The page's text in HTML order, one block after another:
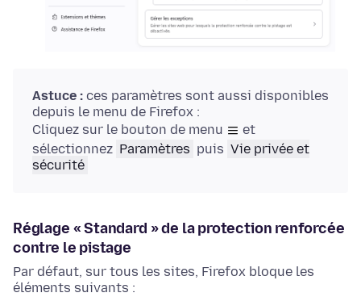
Astuce : ces paramètres sont aussi disponibles
depuis le menu de Firefox :
Cliquez sur le bouton de menu
et
sélectionnez Paramètres puis Vie privée et
sécurité
Réglage « Standard » de la protection renforcée
contre le pistage
Par défaut, sur tous les sites, Firefox bloque les
éléments suivants :